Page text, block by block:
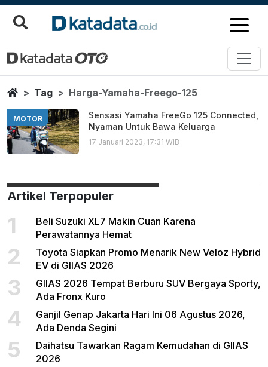
Harga Yamaha Freego 125
Berita Terbaru
HomeTag Harga-Yamaha-Freego-125
MOTOR
Sensasi Yamaha FreeGo 125 Connected,
Nyaman Untuk Bawa Keluarga
17 Januari 2023, 17:31 WIB
Artikel Terpopuler
1
Beli Suzuki XL7 Makin Cuan Karena
Perawatannya Hemat
2
Toyota Siapkan Promo Menarik New Veloz Hybrid
EV di GIIAS 2026
3
GIIAS 2026 Tempat Berburu SUV Bergaya Sporty,
Ada Fronx Kuro
4
Ganjil Genap Jakarta Hari Ini 06 Agustus 2026,
Ada Denda Segini
5
Daihatsu Tawarkan Ragam Kemudahan di GIIAS
2026